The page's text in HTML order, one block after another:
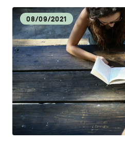
08/09/2021